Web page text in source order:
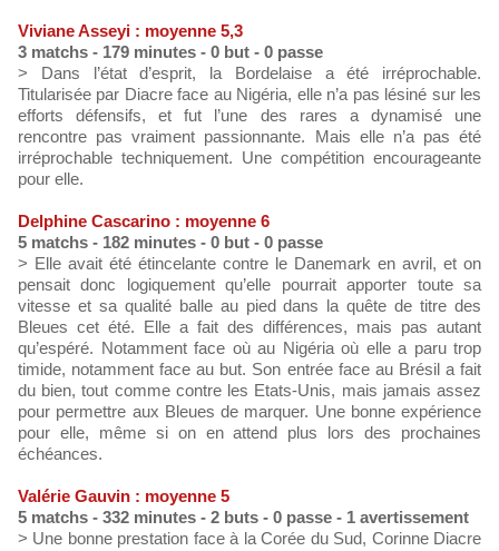
Viviane Asseyi : moyenne 5,3
3 matchs - 179 minutes - 0 but - 0 passe
> Dans l’état d’esprit, la Bordelaise a été irréprochable.
Titularisée par Diacre face au Nigéria, elle n’a pas lésiné sur les
efforts défensifs, et fut l’une des rares a dynamisé une
rencontre pas vraiment passionnante. Mais elle n’a pas été
irréprochable techniquement. Une compétition encourageante
pour elle.
Delphine Cascarino : moyenne 6
5 matchs - 182 minutes - 0 but - 0 passe
> Elle avait été étincelante contre le Danemark en avril, et on
pensait donc logiquement qu’elle pourrait apporter toute sa
vitesse et sa qualité balle au pied dans la quête de titre des
Bleues cet été. Elle a fait des différences, mais pas autant
qu’espéré. Notamment face où au Nigéria où elle a paru trop
timide, notamment face au but. Son entrée face au Brésil a fait
du bien, tout comme contre les Etats-Unis, mais jamais assez
pour permettre aux Bleues de marquer. Une bonne expérience
pour elle, même si on en attend plus lors des prochaines
échéances.
Valérie Gauvin : moyenne 5
5 matchs - 332 minutes - 2 buts - 0 passe - 1 avertissement
> Une bonne prestation face à la Corée du Sud, Corinne Diacre